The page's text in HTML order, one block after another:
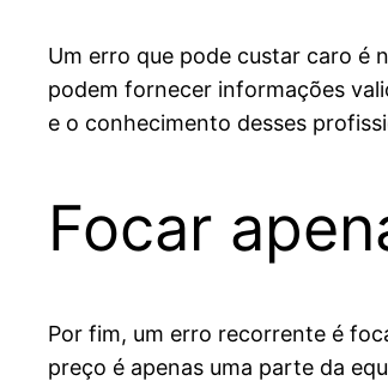
Um erro que pode custar caro é
podem fornecer informações
e o conhecimento desses
Focar
Por fim, um erro recorrente é
preço é apenas uma parte da